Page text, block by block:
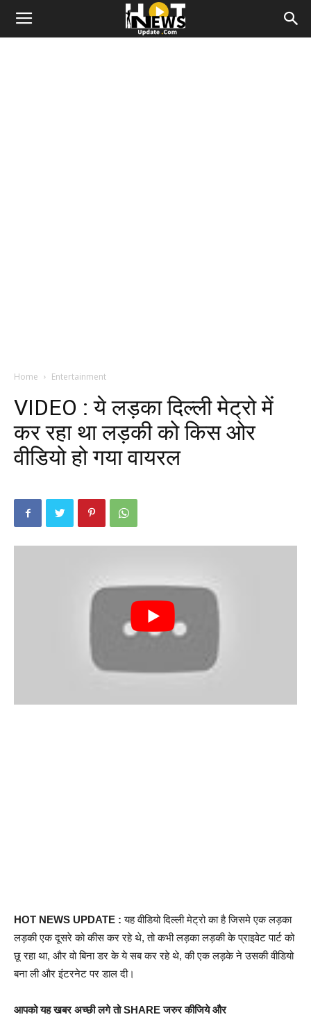
Home Entertainment
VIDEO : ये लड़का दिल्ली मेट्रो में
कर रहा था लड़की को किस ओर
वीडियो हो गया वायरल
HOT NEWS UPDATE : यह वीडियो दिल्ली मेट्रो का है जिसमे एक लड़का
लड़की एक दूसरे को कीस कर रहे थे, तो कभी लड़का लड़की के प्राइवेट पार्ट को
छू रहा था, और वो बिना डर के ये सब कर रहे थे, की एक लड़के ने उसकी वीडियो
बना ली और इंटरनेट पर डाल दी।
आपको यह खबर अच्छी लगे तो SHARE जरुर कीजिये और